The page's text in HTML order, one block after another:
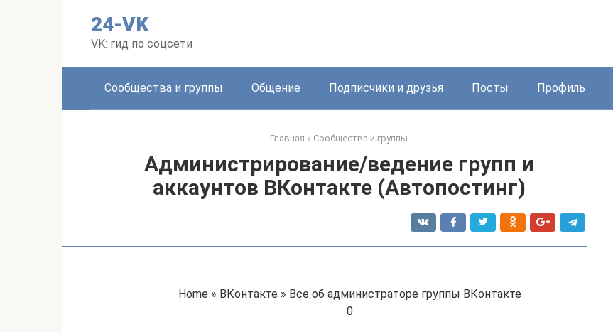
24-VK
VK: гид по соцсети
Сообщества и группы Общение Подписчики и друзья Посты Профиль
Главная » Сообщества и группы
Администрирование/ведение групп и
аккаунтов ВКонтакте (Автопостинг)
Home » ВКонтакте » Все об администраторе группы ВКонтакте
0